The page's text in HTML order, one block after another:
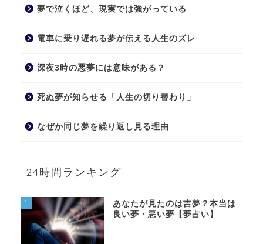
夢で泣くほど、現実では強がっている
電車に乗り遅れる夢が伝える人生のズレ
深夜3時の悪夢には意味がある？
死ぬ夢が知らせる「人生の切り替わり」
なぜか同じ夢を繰り返し見る理由
24時間ランキング
1
あなたが見たのは吉夢？本当は
良い夢・悪い夢【夢占い】